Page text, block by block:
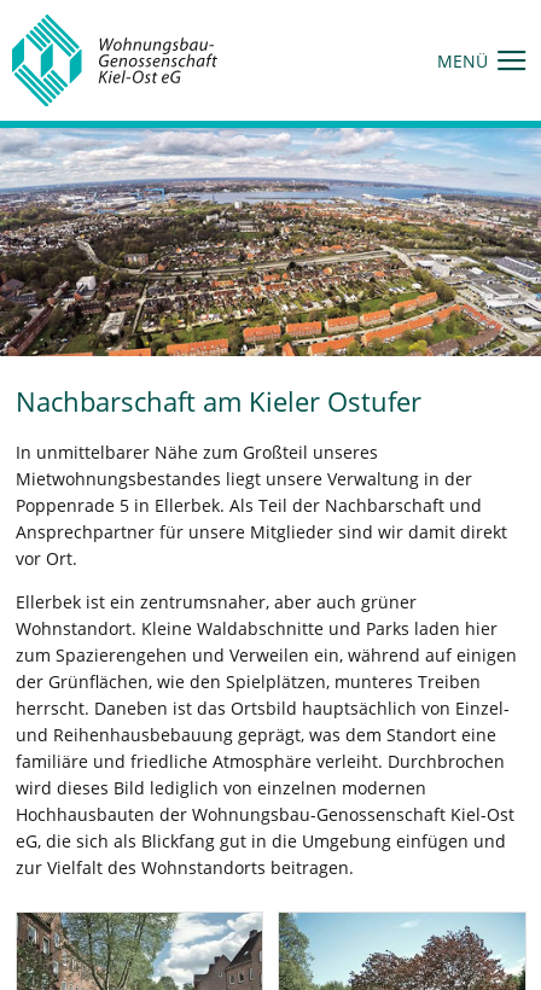
MENÜ
Nachbarschaft am Kieler Ostufer
In unmittelbarer Nähe zum Großteil unseres
Mietwohnungsbestandes liegt unsere Verwaltung in der
Poppenrade 5 in Ellerbek. Als Teil der Nachbarschaft und
Ansprechpartner für unsere Mitglieder sind wir damit direkt
vor Ort.
Ellerbek ist ein zentrumsnaher, aber auch grüner
Wohnstandort. Kleine Waldabschnitte und Parks laden hier
zum Spazierengehen und Verweilen ein, während auf einigen
der Grünflächen, wie den Spielplätzen, munteres Treiben
herrscht. Daneben ist das Ortsbild hauptsächlich von Einzel-
und Reihenhausbebauung geprägt, was dem Standort eine
familiäre und friedliche Atmosphäre verleiht. Durchbrochen
wird dieses Bild lediglich von einzelnen modernen
Hochhausbauten der Wohnungsbau-Genossenschaft Kiel-Ost
eG, die sich als Blickfang gut in die Umgebung einfügen und
zur Vielfalt des Wohnstandorts beitragen.